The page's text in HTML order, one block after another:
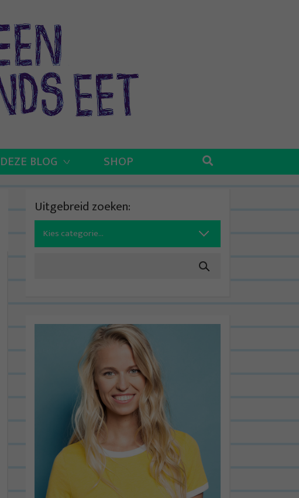
BLOG SHOP
Uitgebreid zoeken:
Search
for: